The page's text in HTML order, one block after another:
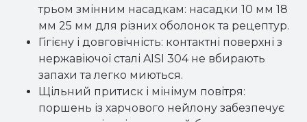
трьом змінним насадкам: насадки 10 мм 18
мм 25 мм для різних оболонок та рецептур.
Гігієну і довговічність: контактні поверхні з
нержавіючої сталі AISI 304 не вбирають
запахи та легко миються.
Щільний притиск і мінімум повітря:
поршень із харчового нейлону забезпечує